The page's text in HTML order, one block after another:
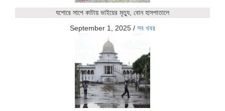
যশোরে সাপে কাটায় ভাইয়ের মৃত্যু, বোন হাসপাতালে
September 1, 2025 / সব খবর